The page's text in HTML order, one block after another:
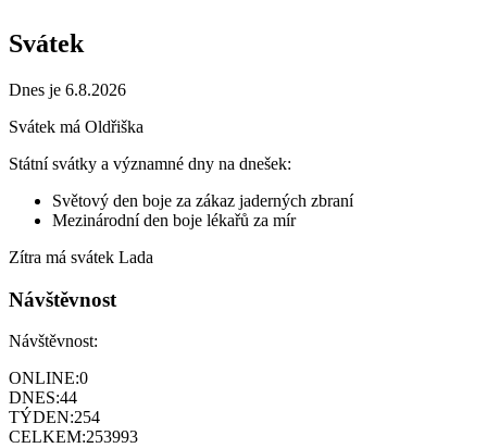
Svátek
Dnes je 6.8.2026
Svátek má Oldřiška
Státní svátky a významné dny na dnešek:
Světový den boje za zákaz jaderných zbraní
Mezinárodní den boje lékařů za mír
Zítra má svátek Lada
Návštěvnost
Návštěvnost:
ONLINE:0
DNES:44
TÝDEN:254
CELKEM:253993